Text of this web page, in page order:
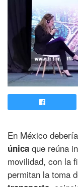
En México
única que reúna
movilidad, con la
permitan la toma